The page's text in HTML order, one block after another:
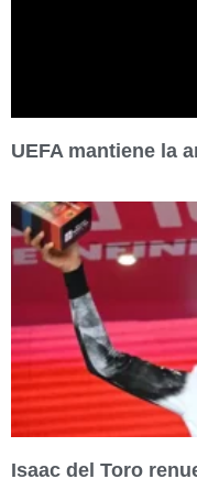
UEFA mantiene la
Isaac del Toro